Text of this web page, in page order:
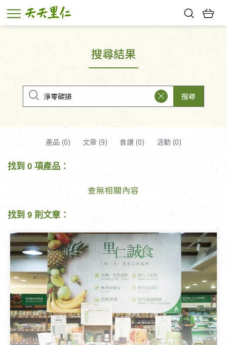
幸福節中獎名單
搜尋結果
搜尋
產品 (0) 文章 (9) 食譜 (0) 活動 (0)
找到 0 項產品：
查無相關內容
找到 9 則文章：